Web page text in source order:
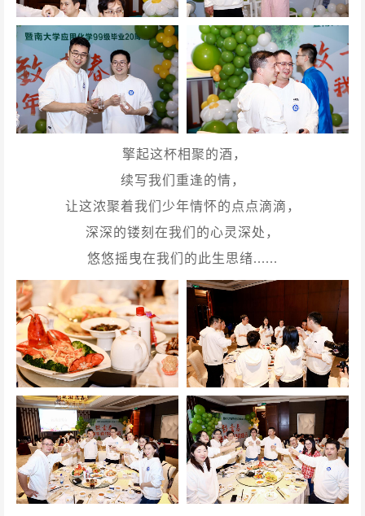
擎起这杯相聚的酒，
续写我们重逢的情，
让这浓聚着我们少年情怀的点点滴滴，
深深的镂刻在我们的心灵深处，
悠悠摇曳在我们的此生思绪......